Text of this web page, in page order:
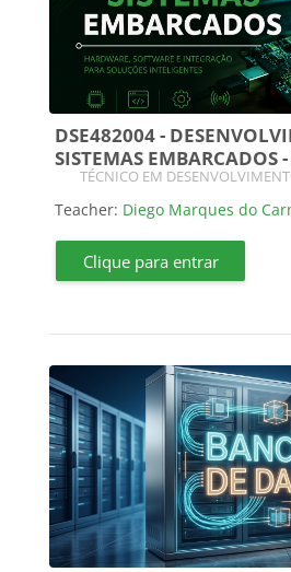
DSE482004 -
SISTEMAS EMBARCADOS
Course category
TÉCNICO EM
Teacher: Diego Marques do
Clique para entrar